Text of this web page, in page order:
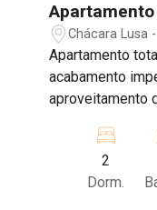
Chácara Lusa
Apartamento
acabamento
aproveitamento
totalmente
serviço, além
proporcionando
2
Dorm.